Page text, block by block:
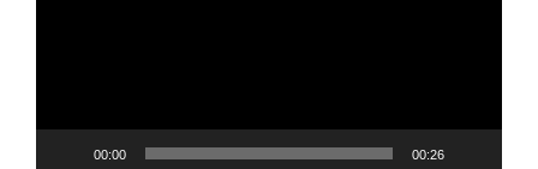
00:00 00:26